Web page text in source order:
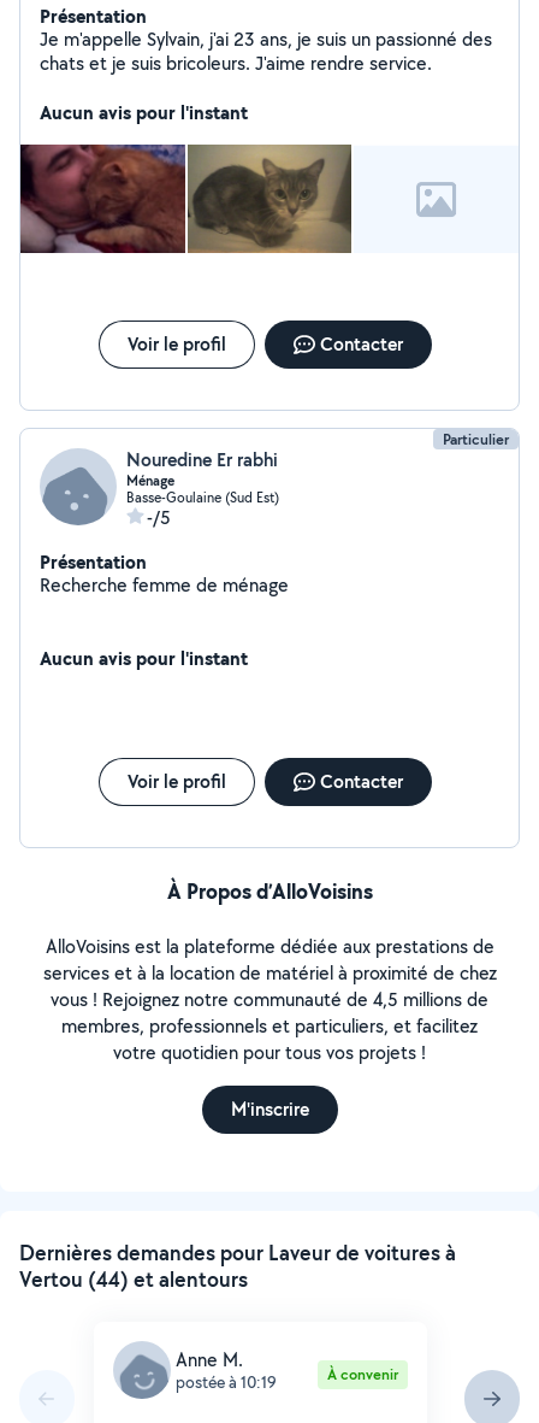
Présentation
Je m'appelle Sylvain, j'ai 23 ans, je suis un passionné des
chats et je suis bricoleurs. J'aime rendre service.
Aucun avis pour l'instant
Voir le profil Contacter
Particulier
Nouredine Er rabhi
Ménage
Basse-Goulaine (Sud Est)
-/5
Présentation
Recherche femme de ménage
Aucun avis pour l'instant
Voir le profil Contacter
À Propos d’AlloVoisins
AlloVoisins est la plateforme dédiée aux prestations de
services et à la location de matériel à proximité de chez
vous ! Rejoignez notre communauté de 4,5 millions de
membres, professionnels et particuliers, et facilitez
votre quotidien pour tous vos projets !
M'inscrire
Dernières demandes pour Laveur de voitures à
Vertou (44) et alentours
Anne M.
postée à 10:19 À convenir